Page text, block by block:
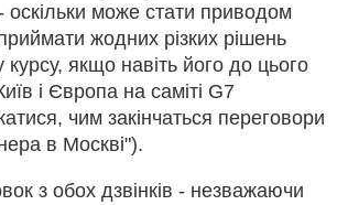
оскільки може стати приводом
жодних різких рішень
якщо навіть його до цього
і Європа на саміті G7
чим закінчаться переговори
в Москві").
з обох дзвінків - незважаючи